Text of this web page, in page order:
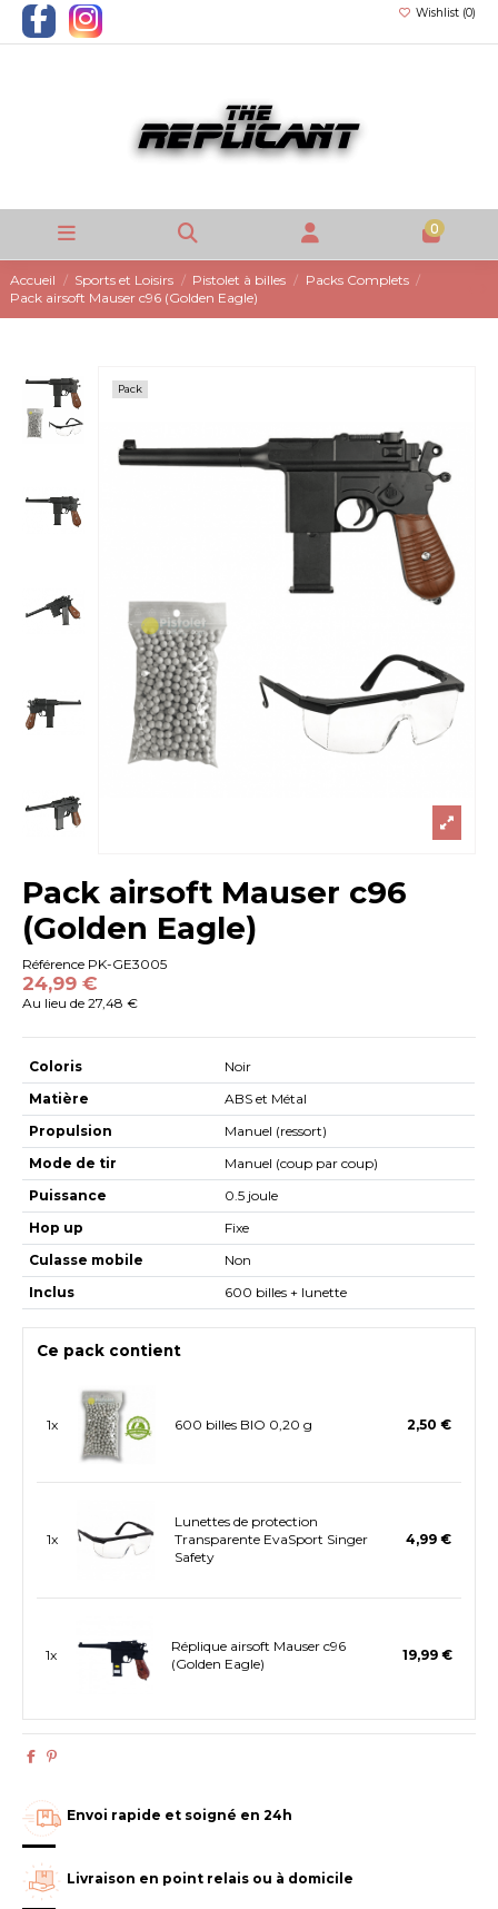
Wishlist (0)
0
Accueil Sports et Loisirs Pistolet à billes
Packs Complets
Pack airsoft Mauser c96 (Golden Eagle)
Pack
Pack airsoft Mauser c96
(Golden Eagle)
Référence PK-GE3005
24,99 €
Au lieu de 27,48 €
Coloris
Noir
Matière
ABS et Métal
Propulsion
Manuel (ressort)
Mode de tir
Manuel (coup par coup)
Puissance
0.5 joule
Hop up
Fixe
Culasse mobile
Non
Inclus
600 billes + lunette
Ce pack contient
1x 600 billes BIO 0,20 g 2,50 €
1x
Lunettes de protection
Transparente EvaSport Singer
Safety
4,99 €
1x
Réplique airsoft Mauser c96
(Golden Eagle)
19,99 €
Envoi rapide et soigné en 24h
Livraison en point relais ou à domicile